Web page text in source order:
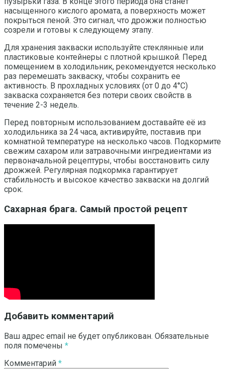
насыщенного кислого аромата, а поверхность может
покрыться пеной. Это сигнал, что дрожжи полностью
созрели и готовы к следующему этапу.
Для хранения закваски используйте стеклянные или
пластиковые контейнеры с плотной крышкой. Перед
помещением в холодильник, рекомендуется несколько
раз перемешать закваску, чтобы сохранить ее
активность. В прохладных условиях (от 0 до 4°C)
закваска сохраняется без потери своих свойств в
течение 2-3 недель.
Перед повторным использованием доставайте еë из
холодильника за 24 часа, активируйте, поставив при
комнатной температуре на несколько часов. Подкормите
свежим сахаром или затравочными ингредиентами из
первоначальной рецептуры, чтобы восстановить силу
дрожжей. Регулярная подкормка гарантирует
стабильность и высокое качество закваски на долгий
срок.
Сахарная брага. Самый простой рецепт
Добавить комментарий
Ваш адрес email не будет опубликован. Обязательные
поля помечены *
Комментарий *